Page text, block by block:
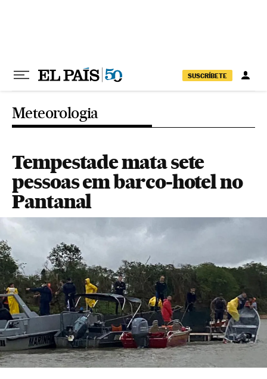
SUSCRÍBETE
Meteorologia
Tempestade mata sete
pessoas em barco-hotel no
Pantanal